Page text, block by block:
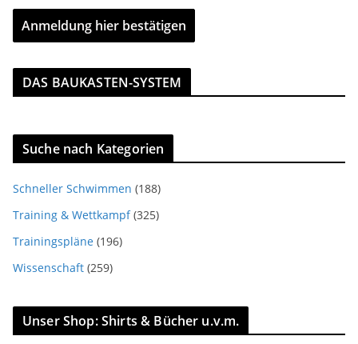
DAS BAUKASTEN-SYSTEM
Suche nach Kategorien
Schneller Schwimmen (188)
Training & Wettkampf(325)
Trainingspläne (196)
Wissenschaft (259)
Unser Shop: Shirts & Bücher u.v.m.